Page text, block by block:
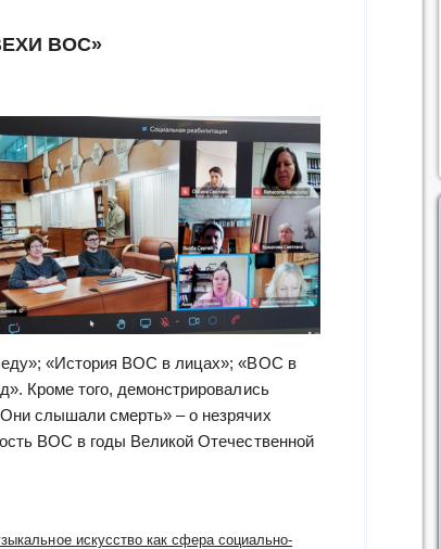
ВОС»
«История ВОС в лицах»; «ВОС в
Кроме того, демонстрировались
слышали смерть» – о незрячих
ВОС в годы Великой Отечественной
искусство как сфера социально-